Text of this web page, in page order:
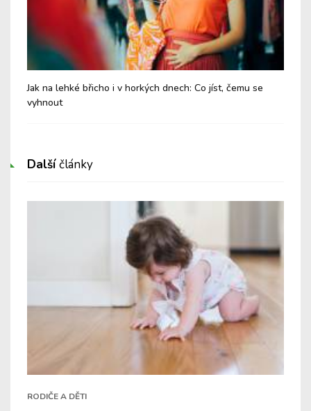
Jak na lehké břicho i v horkých dnech: Co jíst, čemu se
vyhnout
Dalšíčlánky
RODIČE A DĚTI